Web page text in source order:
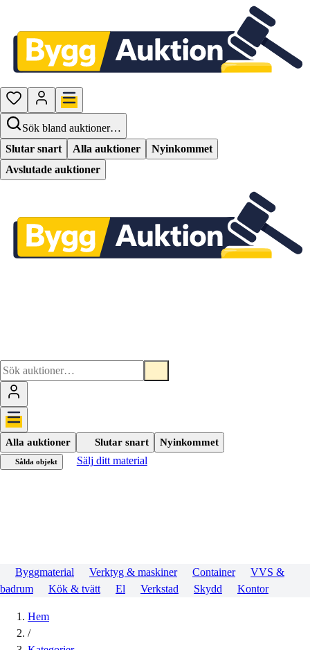
Sök bland auktioner…
Slutar snart
Alla auktioner
Nyinkommet
Avslutade auktioner
Alla auktioner Slutar snart Nyinkommet
Sålda objekt Sälj ditt material
Byggmaterial Verktyg & maskiner Container
VVS &
badrum
Kök & tvätt El Verkstad Skydd Kontor
Hem
/